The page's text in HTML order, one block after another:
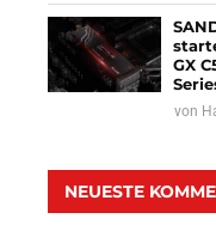
GX
von
NEUESTE